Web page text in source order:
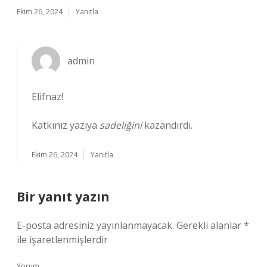
Ekim 26, 2024 Yanıtla
admin
Elifnaz!
Katkınız yazıya sadeliğinikazandırdı.
Ekim 26, 2024 Yanıtla
Bir yanıt yazın
E-posta adresiniz yayınlanmayacak. Gerekli alanlar*
ile işaretlenmişlerdir